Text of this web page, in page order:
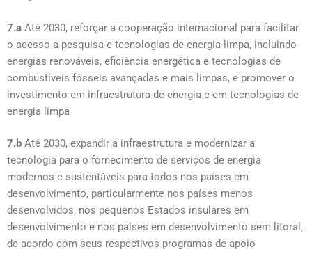
7.a Até 2030, reforçar a cooperação internacional para facilitar
o acesso a pesquisa e tecnologias de energia limpa, incluindo
energias renováveis, eficiência energética e tecnologias de
combustíveis fósseis avançadas e mais limpas, e promover o
investimento em infraestrutura de energia e em tecnologias de
energia limpa
7.b Até 2030, expandir a infraestrutura e modernizar a
tecnologia para o fornecimento de serviços de energia
modernos e sustentáveis para todos nos países em
desenvolvimento, particularmente nos países menos
desenvolvidos, nos pequenos Estados insulares em
desenvolvimento e nos países em desenvolvimento sem litoral,
de acordo com seus respectivos programas de apoio